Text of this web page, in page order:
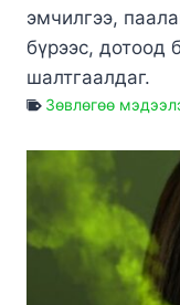
эмчилгээ,
бүрээс, дотоод
шалтгаалдаг.
Зөвлөгөө